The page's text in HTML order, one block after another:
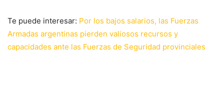
Te puede interesar: Por los bajos salarios, las Fuerzas
Armadas argentinas pierden valiosos recursos y
capacidades ante las Fuerzas de Seguridad provinciales